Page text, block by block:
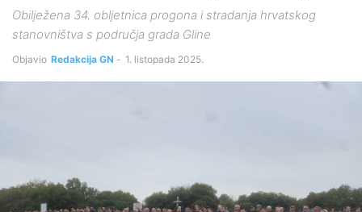
Obilježena 34. obljetnica progona i stradanja hrvatskog
stanovništva s područja grada Gline
Objavio Redakcija GN - 1. listopada 2025.